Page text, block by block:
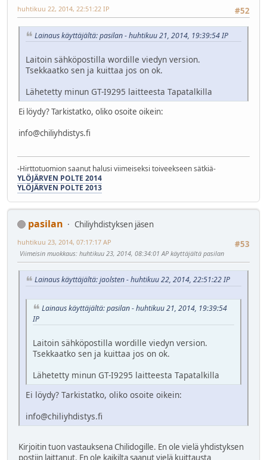
#52
huhtikuu 22, 2014, 22:51:22 IP
Lainaus käyttäjältä: pasilan - huhtikuu 21, 2014, 19:39:54 IP
Laitoin sähköpostilla wordille viedyn version.
Tsekkaatko sen ja kuittaa jos on ok.
Lähetetty minun GT-I9295 laitteesta Tapatalkilla
Ei löydy? Tarkistatko, oliko osoite oikein:
info@chiliyhdistys.fi
-Hirttotuomion saanut halusi viimeiseksi toiveekseen sätkiä-
YLÖJÄRVEN POLTE 2014
YLÖJÄRVEN POLTE 2013
pasilan
Chiliyhdistyksen jäsen
#53
huhtikuu 23, 2014, 07:17:17 AP
Viimeisin muokkaus: huhtikuu 23, 2014, 08:34:01 AP käyttäjältä pasilan
Lainaus käyttäjältä: jaolsten - huhtikuu 22, 2014, 22:51:22 IP
Lainaus käyttäjältä: pasilan - huhtikuu 21, 2014, 19:39:54
IP
Laitoin sähköpostilla wordille viedyn version.
Tsekkaatko sen ja kuittaa jos on ok.
Lähetetty minun GT-I9295 laitteesta Tapatalkilla
Ei löydy? Tarkistatko, oliko osoite oikein:
info@chiliyhdistys.fi
Kirjoitin tuon vastauksena Chilidogille. En ole vielä yhdistyksen
postiin laittanut. En ole kaikilta saanut vielä kuittausta